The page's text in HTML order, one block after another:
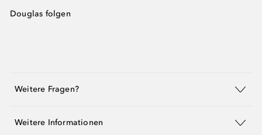
Douglas folgen
Weitere Fragen?
Weitere Informationen